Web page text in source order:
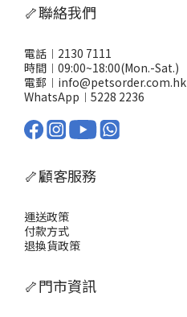
🦴聯絡我們
電話︱2130 7111
時間︱09:00~18:00(Mon.-Sat.)
電郵︱info@petsorder.com.hk
WhatsApp︱ 5228 2236
🦴顧客服務
運送政策
付款方式
退換貨政策
🦴門市資訊